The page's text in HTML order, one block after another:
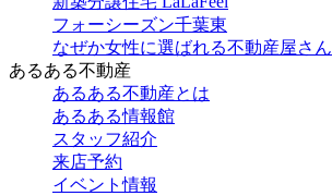
フォーシーズン千葉東
なぜか女性に選ばれる不動産屋さん
あるある不動産
あるある不動産とは
あるある情報館
スタッフ紹介
来店予約
イベント情報